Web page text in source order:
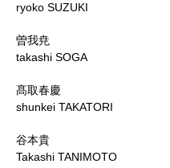
ryoko SUZUKI
曽我尭
takashi SOGA
髙取春慶
shunkei TAKATORI
谷本貴
Takashi TANIMOTO